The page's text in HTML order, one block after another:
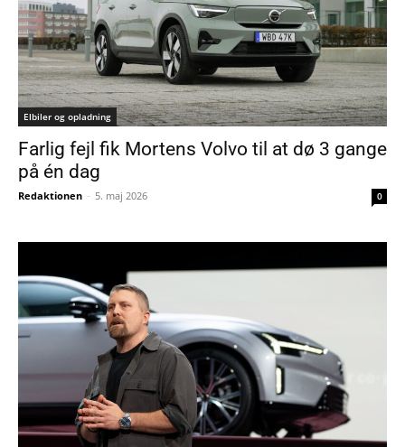
Elbiler og opladning
Farlig fejl fik Mortens Volvo til at dø 3 gange
på én dag
Redaktionen - 5. maj 2026 0